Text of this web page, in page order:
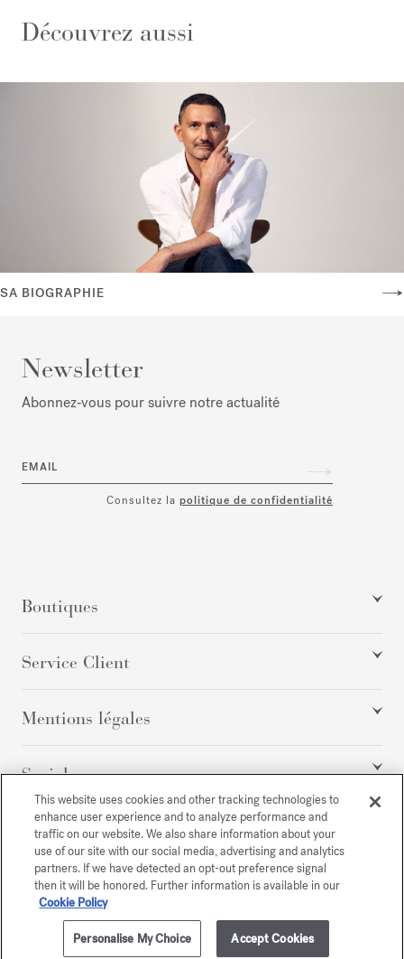
Découvrez aussi
SA BIOGRAPHIE
Newsletter
Abonnez‑vous pour suivre notre actualité
EMAIL
Consultez la politique de confidentialité
Boutiques
Service Client
Mentions légales
Social
Tous droits réservés
/ USD PLAN DU SITE
This website uses cookies and other tracking technologies to
enhance user experience and to analyze performance and
traffic on our website. We also share information about your
use of our site with our social media, advertising and analytics
partners. If we have detected an opt-out preference signal
then it will be honored. Further information is available in our
Cookie Policy
Personalise My Choice Accept Cookies